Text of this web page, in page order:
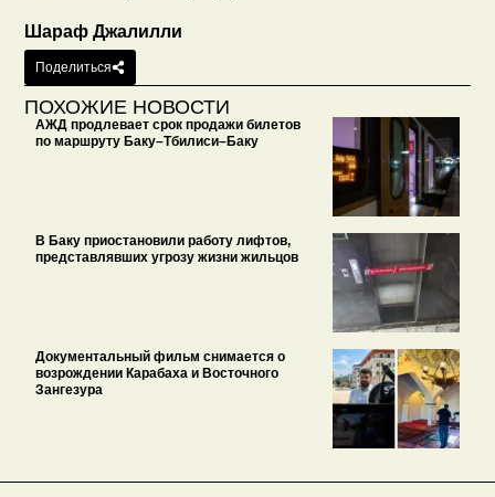
Шараф Джалилли
Поделиться
ПОХОЖИЕ НОВОСТИ
АЖД продлевает срок продажи билетов
по маршруту Баку–Тбилиси–Баку
В Баку приостановили работу лифтов,
представлявших угрозу жизни жильцов
Документальный фильм снимается о
возрождении Карабаха и Восточного
Зангезура